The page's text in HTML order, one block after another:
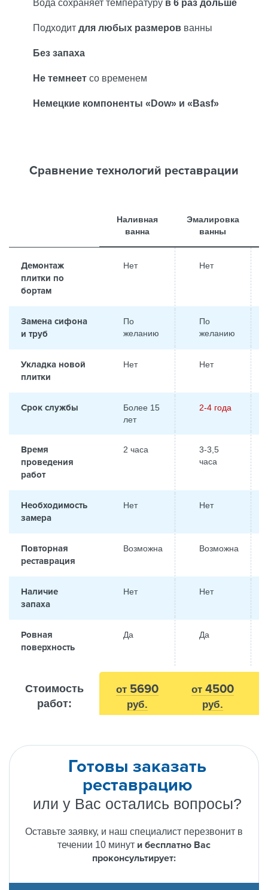
Вода сохраняет температуру в 6 раз дольше
Подходит для любых размеров ванны
Без запаха
Не темнеет со временем
Немецкие компоненты «Dow» и «Basf»
Сравнение технологий реставрации
Наливная
ванна
Эмалировка
ванны
Демонтаж
плитки по
бортам
Нет Нет
Замена сифона
и труб
По
желанию
По
желанию
Укладка новой
плитки
Нет Нет
Срок службы
Более 15
лет
2-4 года
Время
проведения
работ
2 часа
3-3,5
часа
Необходимость
замера
Нет Нет
Повторная
реставрация
Возможна Возможна
Наличие
запаха
Нет Нет
Ровная
поверхность
Да Да
Стоимость
работ:
от 5690
руб.
от 4500
руб.
Готовы заказать
реставрацию
или у Вас остались вопросы?
Оставьте заявку, и наш специалист перезвонит в
течении 10 минут и бесплатно Вас
проконсультирует: